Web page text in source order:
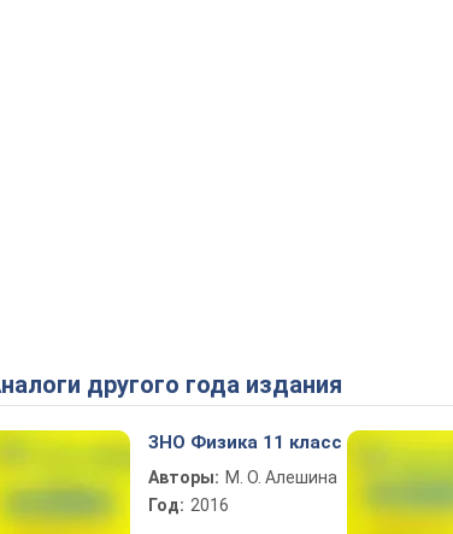
Аналоги другого года издания
ЗНО Физика 11 класс
Авторы: М. О. Алешина
Год: 2016